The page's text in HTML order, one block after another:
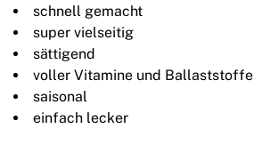
schnell gemacht
super vielseitig
sättigend
voller Vitamine und Ballaststoffe
saisonal
einfach lecker